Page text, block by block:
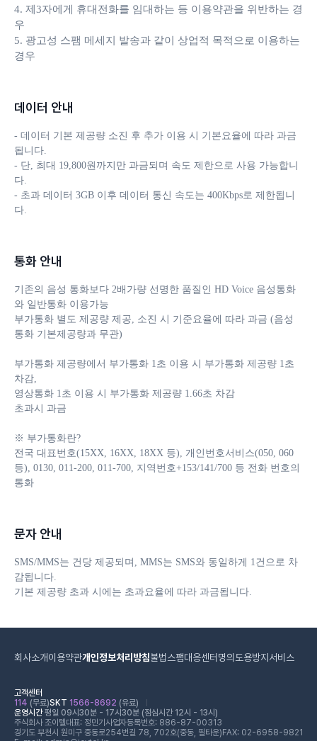
4. 제3자에게 휴대전화를 임대하는 등 이용약관을 위반하는 경
우
5. 광고성 스팸 메세지 발송과 같이 상업적 목적으로 이용하는
경우
데이터 안내
- 데이터 기본 제공량 소진 후 추가 이용 시 기본요율에 따라 과금
됩니다.
- 단, 최대 19,800원까지만 과금되며 속도 제한으로 사용 가능합니
다.
- 초과 데이터 3GB 이후 데이터 통신 속도는 400Kbps로 제한됩니
다.
통화 안내
기존의 음성 통화보다 2배가량 선명한 품질인 HD Voice 음성통화
와 일반통화 이용가능
부가통화 별도 제공량 제공, 소진 시 기준요율에 따라 과금 (음성
통화 기본제공량과 무관)
부가통화 제공량에서 부가통화 1초 이용 시 부가통화 제공량 1초
차감,
영상통화 1초 이용 시 부가통화 제공량 1.66초 차감
초과시 과금
※ 부가통화란?
전국 대표번호(15XX, 16XX, 18XX 등), 개인번호서비스(050, 060
등), 0130, 011-200, 011-700, 지역번호+153/141/700 등 전화 번호의
통화
문자 안내
SMS/MMS는 건당 제공되며, MMS는 SMS와 동일하게 1건으로 차
감됩니다.
기본 제공량 초과 시에는 초과요율에 따라 과금됩니다.
회사소개이용약관개인정보처리방침불법스팸대응센터 명의도용방지서비스
고객센터
114 (무료)SKT 1566-8692 (유료)
운영시간평일 09시30분 - 17시30분 (점심시간 12시 - 13시)
주식회사 조이텔대표: 정민기 사업자등록번호: 886-87-00313
경기도 부천시 원미구 중동로254번길 78, 702호(중동, 필타운) FAX: 02-6958-9821